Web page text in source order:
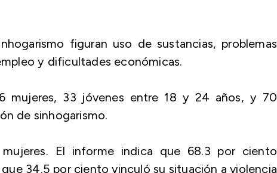
figuran uso de sustancias, problemas
y dificultades económicas.
mujeres, 33 jóvenes entre 18 y 24 años, y 70
de sinhogarismo.
El informe indica que 68.3 por ciento
34.5 por ciento vinculó su situación a violencia